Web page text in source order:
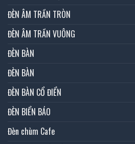
ĐÈN ÂM TRẦN TRÒN
ĐÈN ÂM TRẦN VUÔNG
ĐÈN BÀN
ĐÈN BÀN
ĐÈN BÀN CỔ ĐIỂN
ĐÈN BIỂN BÁO
Đèn chùm Cafe